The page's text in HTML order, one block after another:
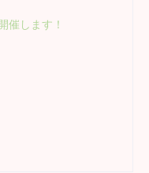
催します！